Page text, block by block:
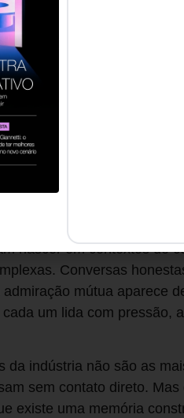
muito concreta. As
não foram
imediata. Foram
generosas e
negligenciada,
O networking
muda
nascer em contextos de
Conversas
mútua aparece
um lida com pressão,
da indústria não são as
sem contato direto.
existe uma memória